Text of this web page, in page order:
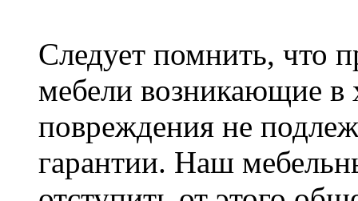
Следует помнить, что
мебели возникающие в
повреждения не
гарантии. Наш